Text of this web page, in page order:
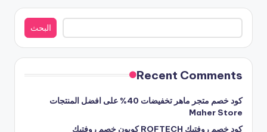
البحث
البحث
Recent Comments
كود خصم متجر ماهر تخفيضات 40% على افضل المنتجات
Maher Store
كود خصم روفتيك ROFTECH كوبون خصم روفتيك